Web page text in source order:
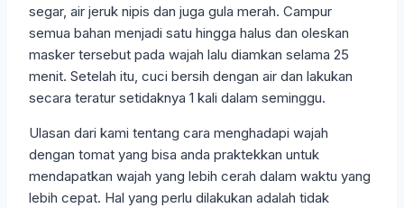
segar, air jeruk nipis dan juga gula merah. Campur
semua bahan menjadi satu hingga halus dan oleskan
masker tersebut pada wajah lalu diamkan selama 25
menit. Setelah itu, cuci bersih dengan air dan lakukan
secara teratur setidaknya 1 kali dalam seminggu.
Ulasan dari kami tentang cara menghadapi wajah
dengan tomat yang bisa anda praktekkan untuk
mendapatkan wajah yang lebih cerah dalam waktu yang
lebih cepat. Hal yang perlu dilakukan adalah tidak